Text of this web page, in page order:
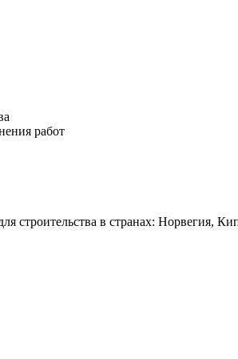
работ
строительства в странах: Норвегия,